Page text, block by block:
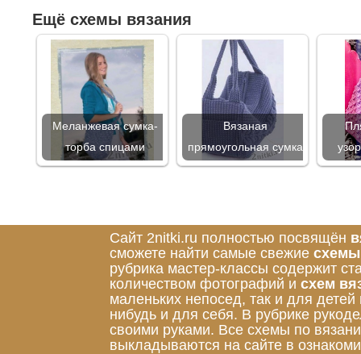
Ещё схемы вязания
Меланжевая сумка-
торба спицами
Вязаная
прямоугольная сумка
Сайт 2nitki.ru полностью посвящён
сможете найти самые свежие схемы
рубрика мастер-классы содержит
количеством фотографий и схем
маленьких непосед, так и для
нибудь и для себя. В рубрике
своими руками. Все схемы по
выкладываются на сайте в